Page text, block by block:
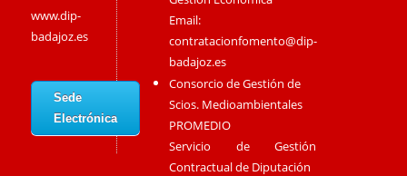
www.dip-
badajoz.es
Sede
Electrónica
Email:
contratacionfomento@dip-
badajoz.es
Consorcio de Gestión de
Scios. Medioambientales
PROMEDIO
Servicio de Gestión
Contractual de Diputación